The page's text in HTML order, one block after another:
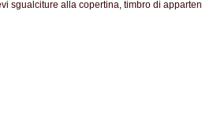
sgualciture alla copertina, timbro di